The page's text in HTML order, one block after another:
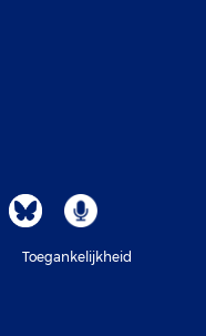
Toegankelijkheid